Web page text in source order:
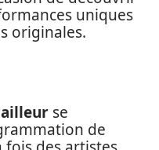
uniques
originales.
se
de